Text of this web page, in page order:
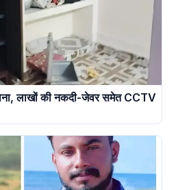
लाखों की नकदी-जेवर समेत CCTV